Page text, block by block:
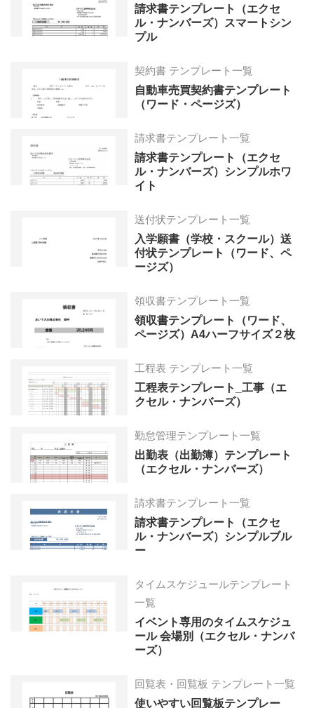
請求書テンプレート（エクセ
ル・ナンバーズ）スマートシン
プル
契約書 テンプレート一覧
自動車売買契約書テンプレート
（ワード・ページズ）
請求書テンプレート一覧
請求書テンプレート（エクセ
ル・ナンバーズ）シンプルホワ
イト
送付状テンプレート一覧
入学願書（学校・スクール）送
付状テンプレート（ワード、ペ
ージズ）
領収書テンプレート一覧
領収書テンプレート（ワード、
ページズ）A4ハーフサイズ２枚
工程表 テンプレート一覧
工程表テンプレート_工事（エ
クセル・ナンバーズ）
勤怠管理テンプレート一覧
出勤表（出勤簿）テンプレート
（エクセル・ナンバーズ）
請求書テンプレート一覧
請求書テンプレート（エクセ
ル・ナンバーズ）シンプルブル
ー
タイムスケジュールテンプレート
一覧
イベント専用のタイムスケジュ
ール 会場別（エクセル・ナンバ
ーズ）
回覧表・回覧板 テンプレート一覧
使いやすい回覧板テンプレー